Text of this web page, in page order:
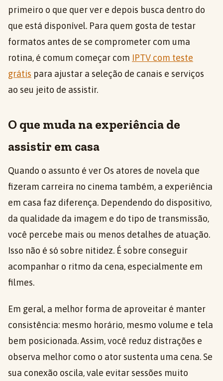
primeiro o que quer ver e depois busca dentro do
que está disponível. Para quem gosta de testar
formatos antes de se comprometer com uma
rotina, é comum começar com IPTV com teste
grátis para ajustar a seleção de canais e serviços
ao seu jeito de assistir.
O que muda na experiência de
assistir em casa
Quando o assunto é ver Os atores de novela que
fizeram carreira no cinema também, a experiência
em casa faz diferença. Dependendo do dispositivo,
da qualidade da imagem e do tipo de transmissão,
você percebe mais ou menos detalhes de atuação.
Isso não é só sobre nitidez. É sobre conseguir
acompanhar o ritmo da cena, especialmente em
filmes.
Em geral, a melhor forma de aproveitar é manter
consistência: mesmo horário, mesmo volume e tela
bem posicionada. Assim, você reduz distrações e
observa melhor como o ator sustenta uma cena. Se
sua conexão oscila, vale evitar sessões muito